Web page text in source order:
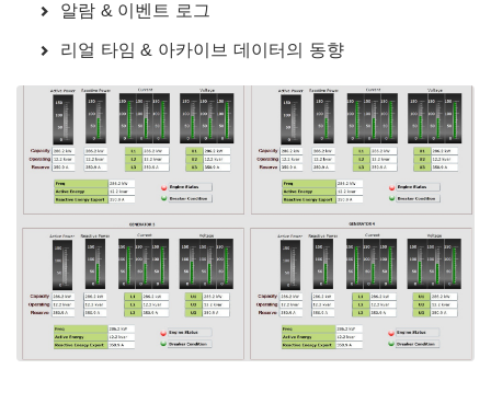
알람 & 이벤트 로그
리얼 타임 & 아카이브 데이터의 동향